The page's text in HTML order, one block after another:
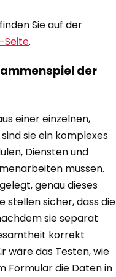
Sie auf der
Seite.
der
einer einzelnen,
sie ein komplexes
Diensten und
müssen.
genau dieses
stellen sicher, dass die
sie separat
korrekt
wäre das Testen, wie
Formular die Daten in